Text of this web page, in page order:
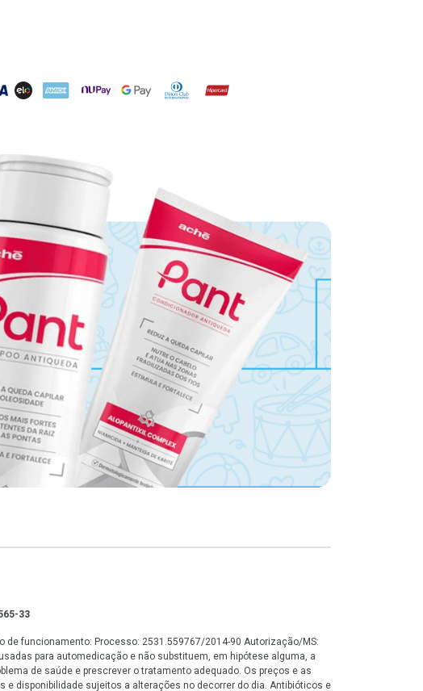
ELO AMEX NuPay Google PayDiners ClubHipercard
33
de funcionamento: Processo: 2531.559767/2014-90 Autorização/MS:
para automedicação e não substituem, em hipótese alguma, a
de saúde e prescrever o tratamento adequado. Os preços e as
disponibilidade sujeitos a alterações no decorrer do dia. Antibióticos e